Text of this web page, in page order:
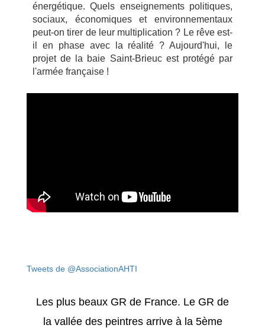
énergétique. Quels enseignements politiques,
sociaux, économiques et environnementaux
peut-on tirer de leur multiplication ? Le rêve est-
il en phase avec la réalité ? Aujourd'hui, le
projet de la baie Saint-Brieuc est protégé par
l'armée française !
Tweets de @AssociationAHTI
Les plus beaux GR de France. Le GR de
la vallée des peintres arrive à la 5ème